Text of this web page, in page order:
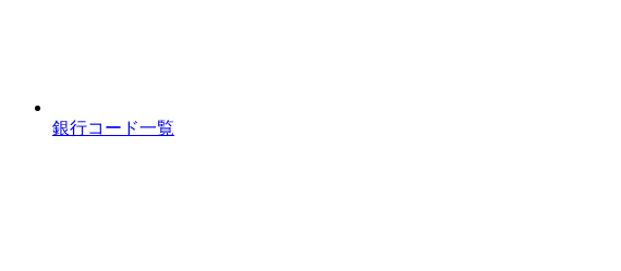
銀行コード一覧